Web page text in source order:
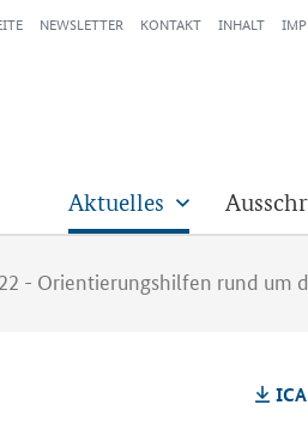
NEWSLETTER KONTAKT INHALT
Aktuelles
- Orientierungshilfen rund um